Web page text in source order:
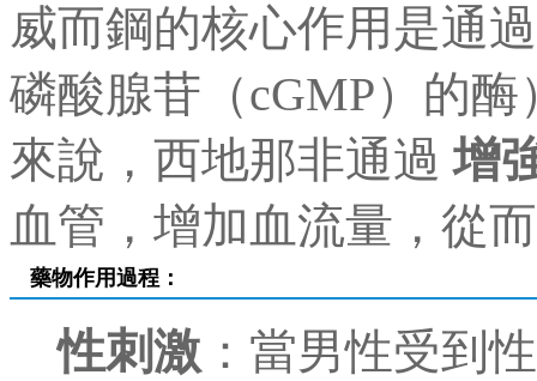
威而鋼的核心作用是通
磷酸腺苷（cGMP）的
來說，西地那非通過增
血管，增加血流量，從
藥物作用過程：
性刺激 ：當男性受到